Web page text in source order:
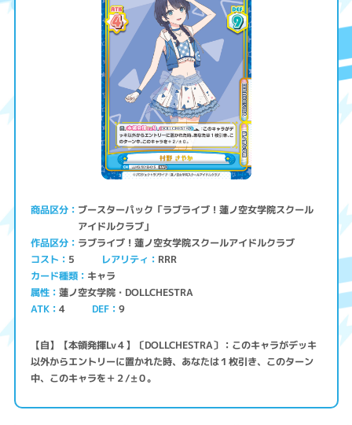
商品区分 ブースターパック「ラブライブ！蓮ノ空女学院スクール
アイドルクラブ」
作品区分 ラブライブ！蓮ノ空女学院スクールアイドルクラブ
コスト 5 レアリティ RRR
カード種類 キャラ
属性 蓮ノ空女学院・DOLLCHESTRA
ATK 4 DEF 9
【自】【本領発揮Lv４】〔DOLLCHESTRA〕：このキャラがデッキ
以外からエントリーに置かれた時、あなたは１枚引き、このターン
中、このキャラを＋２/±０。